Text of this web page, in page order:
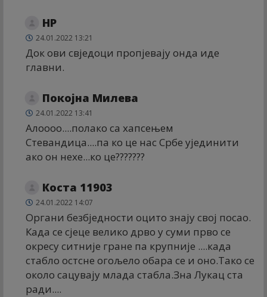
НР
24.01.2022 13:21
Док ови свједоци пропјевају онда иде
главни.
Покојна Милева
24.01.2022 13:41
Алоооо....полако са хапсењем
Стевандица....па ко це нас Србе ујединити
ако он неxе...ко це???????
Коста 11903
24.01.2022 14:07
Органи безбједности оцито знају свој посао.
Када се сјеце велико дрво у суми прво се
окресу ситније гране па крупније ....када
стабло остсне огољело обара се и оно.Тако се
около сацувају млада стабла.Зна Лукац ста
ради....